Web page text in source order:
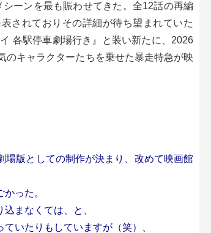
ーンを最も賑わせてきた。全12話の再編
されておりその詳細が待ち望まれていた
各駅停車劇場行き』と装い新たに、2026
のキャラクターたちを乗せた暴走特急が映
場版としての制作が決まり、改めて映画館
った。
まなくては、と、
いたりもしていますが（笑）、